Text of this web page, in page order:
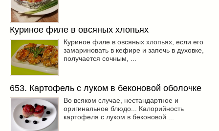
Куриное филе в овсяных хлопьях
Куриное филе в овсяных хлопьях, если его
замариновать в кефире и запечь в духовке,
получается сочным, ...
653. Картофель с луком в беконовой оболочке
Во всяком случае, нестандартное и
оригинальное блюдо... Калорийность
картофеля с луком в беконовой ...